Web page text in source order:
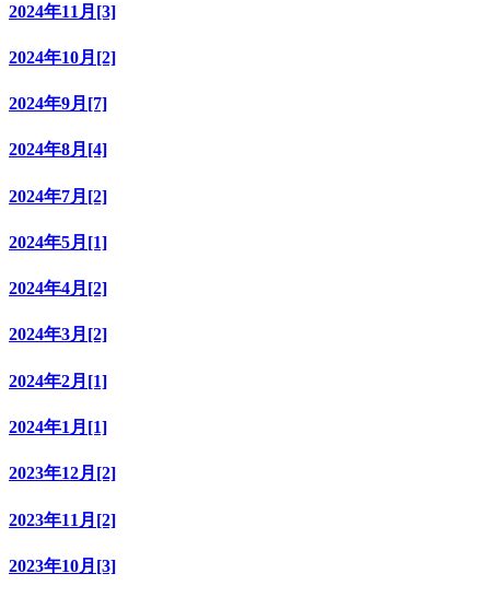
2024年11月[3]
2024年10月[2]
2024年9月[7]
2024年8月[4]
2024年7月[2]
2024年5月[1]
2024年4月[2]
2024年3月[2]
2024年2月[1]
2024年1月[1]
2023年12月[2]
2023年11月[2]
2023年10月[3]